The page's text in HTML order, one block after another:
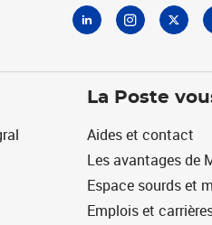
La Poste
Aides et contact
Les avantages de
Espace sourds et
Emplois et